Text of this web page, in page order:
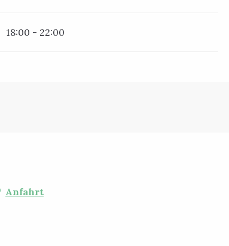
18:00 - 22:00
Anfahrt